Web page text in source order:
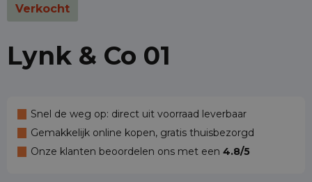
Verkocht
Lynk & Co 01
Snel de weg op: direct uit voorraad leverbaar
Gemakkelijk online kopen, gratis thuisbezorgd
Onze klanten beoordelen ons met een 4.8/5